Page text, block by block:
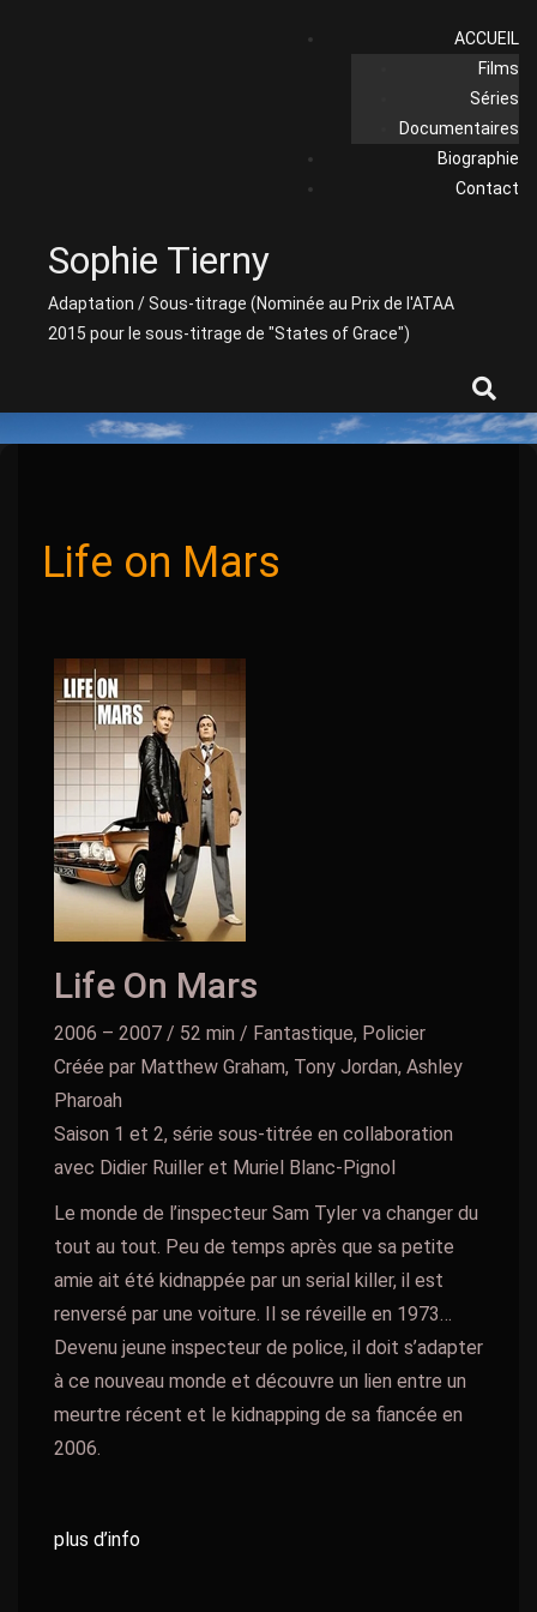
ACCUEIL
Films
Séries
Documentaires
Biographie
Contact
Sophie Tierny
Adaptation / Sous-titrage (Nominée au Prix de l'ATAA
2015 pour le sous-titrage de "States of Grace")
Life on Mars
Life On Mars
2006 – 2007 / 52 min / Fantastique, Policier
Créée par Matthew Graham, Tony Jordan, Ashley
Pharoah
Saison 1 et 2, série sous-titrée en collaboration
avec Didier Ruiller et Muriel Blanc-Pignol
Le monde de l’inspecteur Sam Tyler va changer du
tout au tout. Peu de temps après que sa petite
amie ait été kidnappée par un serial killer, il est
renversé par une voiture. Il se réveille en 1973…
Devenu jeune inspecteur de police, il doit s’adapter
à ce nouveau monde et découvre un lien entre un
meurtre récent et le kidnapping de sa fiancée en
2006.
plus d’info